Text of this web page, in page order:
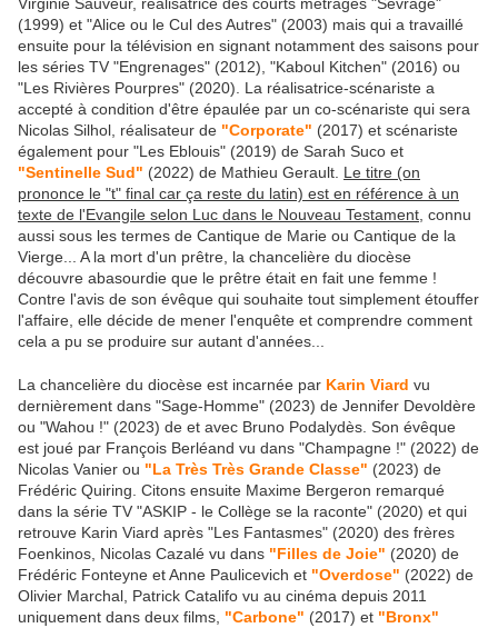
(1999) et "Alice ou le Cul des Autres" (2003) mais qui a travaillé
ensuite pour la télévision en signant notamment des saisons pour
les séries TV "Engrenages" (2012), "Kaboul Kitchen" (2016) ou
"Les Rivières Pourpres" (2020). La réalisatrice-scénariste a
accepté à condition d'être épaulée par un co-scénariste qui sera
Nicolas Silhol, réalisateur de "Corporate" (2017) et scénariste
également pour "Les Eblouis" (2019) de Sarah Suco et
"Sentinelle Sud" (2022) de Mathieu Gerault. Le titre (on
prononce le "t" final car ça reste du latin) est en référence à un
texte de l'Evangile selon Luc dans le Nouveau Testament , connu
aussi sous les termes de Cantique de Marie ou Cantique de la
Vierge... A la mort d'un prêtre, la chancelière du diocèse
découvre abasourdie que le prêtre était en fait une femme !
Contre l'avis de son évêque qui souhaite tout simplement étouffer
l'affaire, elle décide de mener l'enquête et comprendre comment
cela a pu se produire sur autant d'années...
La chancelière du diocèse est incarnée par Karin Viard vu
dernièrement dans "Sage-Homme" (2023) de Jennifer Devoldère
ou "Wahou !" (2023) de et avec Bruno Podalydès. Son évêque
est joué par François Berléand vu dans "Champagne !" (2022) de
Nicolas Vanier ou "La Très Très Grande Classe" (2023) de
Frédéric Quiring. Citons ensuite Maxime Bergeron remarqué
dans la série TV "ASKIP - le Collège se la raconte" (2020) et qui
retrouve Karin Viard après "Les Fantasmes" (2020) des frères
Foenkinos, Nicolas Cazalé vu dans "Filles de Joie" (2020) de
Frédéric Fonteyne et Anne Paulicevich et "Overdose" (2022) de
Olivier Marchal, Patrick Catalifo vu au cinéma depuis 2011
uniquement dans deux films, "Carbone" (2017) et "Bronx"